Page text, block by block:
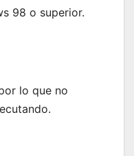
98 o superior.
lo que no